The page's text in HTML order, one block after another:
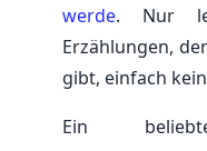
werde. Nur
Erzählungen,
gibt, einfach
Ein